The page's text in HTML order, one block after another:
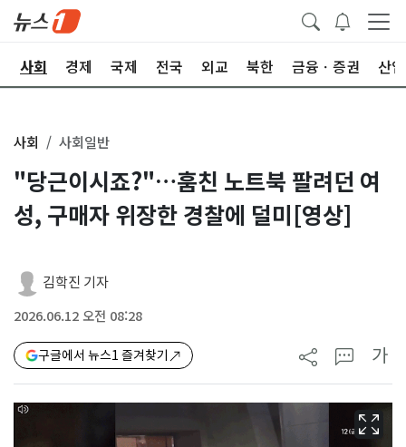
사회 경제 국제 전국 외교 북한 금융ㆍ증권 산업
사회 사회일반
"당근이시죠?"…훔친 노트북 팔려던 여
성, 구매자 위장한 경찰에 덜미[영상]
김학진 기자
2026.06.12 오전 08:28
구글에서 뉴스1 즐겨찾기 가